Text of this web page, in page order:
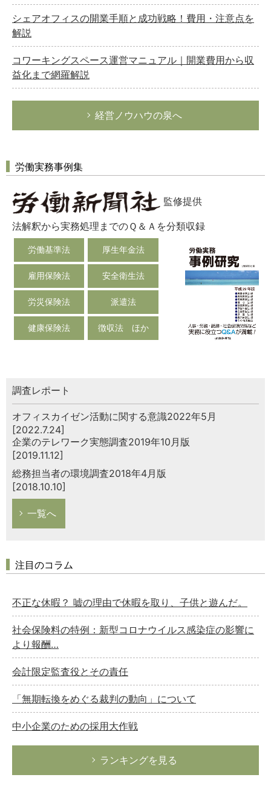
シェアオフィスの開業手順と成功戦略！費用・注意点を
解説
コワーキングスペース運営マニュアル｜開業費用から収
益化まで網羅解説
経営ノウハウの泉へ
労働実務事例集
監修提供
法解釈から実務処理までのＱ＆Ａを分類収録
労働基準法 厚生年金法
雇用保険法 安全衛生法
労災保険法 派遣法
健康保険法 徴収法 ほか
調査レポート
オフィスカイゼン活動に関する意識2022年5月
[2022.7.24]
企業のテレワーク実態調査2019年10月版
[2019.11.12]
総務担当者の環境調査2018年4月版
[2018.10.10]
一覧へ
注目のコラム
不正な休暇？ 嘘の理由で休暇を取り、子供と遊んだ。
社会保険料の特例：新型コロナウイルス感染症の影響に
より報酬…
会計限定監査役とその責任
「無期転換をめぐる裁判の動向」について
中小企業のための採用大作戦
ランキングを見る